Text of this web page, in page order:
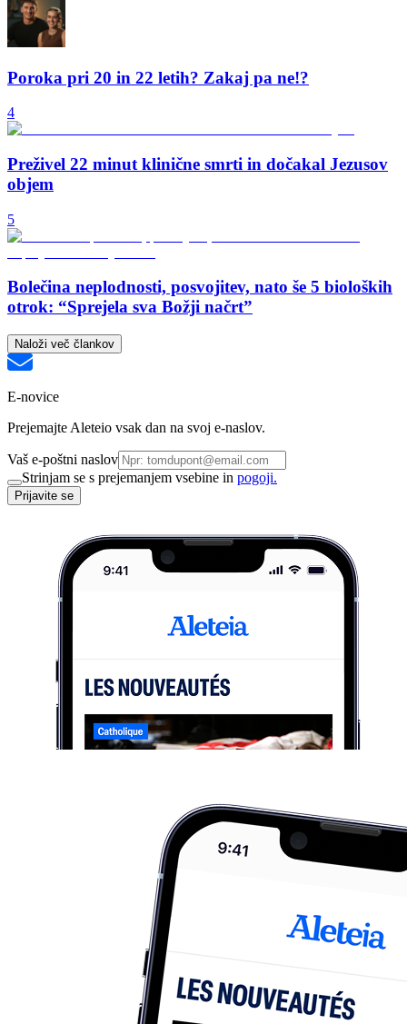
Poroka pri 20 in 22 letih? Zakaj pa ne!?
4
Preživel 22 minut klinične smrti in dočakal Jezusov
objem
5
Bolečina neplodnosti, posvojitev, nato še 5 bioloških
otrok: “Sprejela sva Božji načrt”
Naloži več člankov
E-novice
Prejemajte Aleteio vsak dan na svoj e-naslov.
Vaš e-poštni naslov
Strinjam se s prejemanjem vsebine in pogoji.
Prijavite se